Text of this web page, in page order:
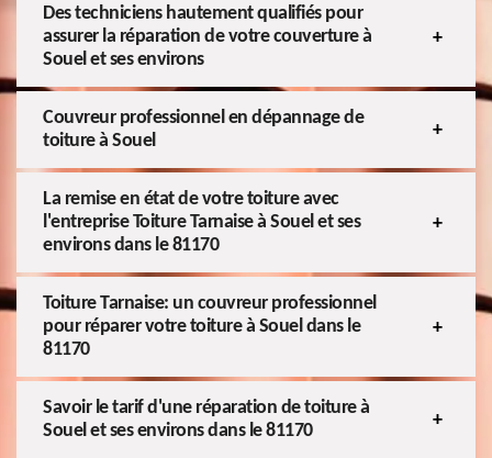
Des techniciens hautement qualifiés pour
assurer la réparation de votre couverture à
Souel et ses environs
Couvreur professionnel en dépannage de
toiture à Souel
La remise en état de votre toiture avec
l'entreprise Toiture Tarnaise à Souel et ses
environs dans le 81170
Toiture Tarnaise: un couvreur professionnel
pour réparer votre toiture à Souel dans le
81170
Savoir le tarif d'une réparation de toiture à
Souel et ses environs dans le 81170